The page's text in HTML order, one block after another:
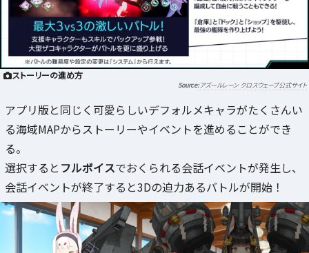
ストーリーの進め方
アズールレーン クロスウェーブ公式サイト
アプリ版と同じく可愛らしいデフォルメキャラがたくさんい
る海域MAPからストーリーやイベントを進めることができ
る。
選択すると フルボイスでおくられる会話イベントが発生し、
会話イベントが終了すると3Dの迫力あるバトルが開始！